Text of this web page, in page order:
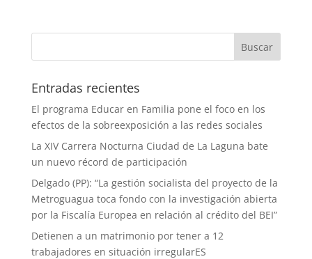
Entradas recientes
El programa Educar en Familia pone el foco en los
efectos de la sobreexposición a las redes sociales
La XIV Carrera Nocturna Ciudad de La Laguna bate
un nuevo récord de participación
Delgado (PP): “La gestión socialista del proyecto de la
Metroguagua toca fondo con la investigación abierta
por la Fiscalía Europea en relación al crédito del BEI”
Detienen a un matrimonio por tener a 12
trabajadores en situación irregularES